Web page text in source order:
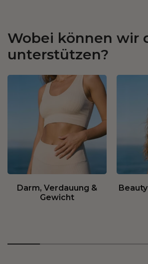
Wobei können wir
unterstützen?
Darm, Verdauung &
Gewicht